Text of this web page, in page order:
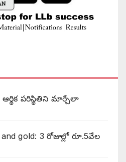
ఆర్థిక పరిస్థితిని మార్చేలా
gold: 3 రోజుల్లో రూ.5వేల